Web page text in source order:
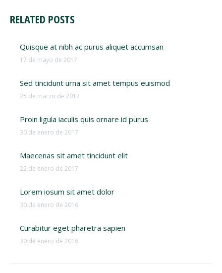
RELATED POSTS
Quisque at nibh ac purus aliquet accumsan
17 de mayo de 2017
Sed tincidunt urna sit amet tempus euismod
25 de marzo de 2017
Proin ligula iaculis quis ornare id purus
30 de enero de 2017
Maecenas sit amet tincidunt elit
22 de enero de 2017
Lorem iosum sit amet dolor
30 de enero de 2016
Curabitur eget pharetra sapien
30 de enero de 2016